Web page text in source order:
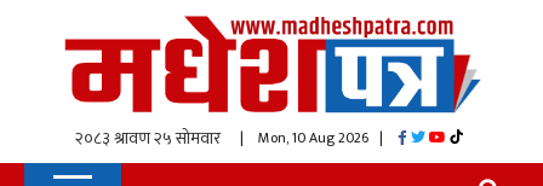
| Mon, 10 Aug 2026 |